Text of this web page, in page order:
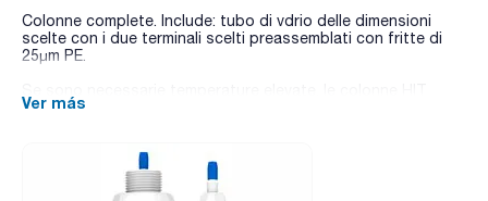
Colonne complete. Include: tubo di vdrio delle dimensioni
scelte con i due terminali scelti preassemblati con fritte di
25µm PE.
sono la scelta ideale. Per ulteriori informazioni rivolgersi a
Sono disponibili anche colonne di ricambio, o-ring e fritti di
ricambio. Richiedili a customerservice@scharlab.it.
Ver más